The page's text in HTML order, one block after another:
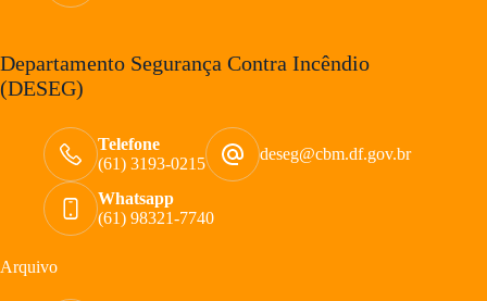
Departamento Segurança Contra Incêndio
(DESEG)
Telefone
(61) 3193-0215
deseg@cbm.df.gov.br
Whatsapp
(61) 98321-7740
Arquivo